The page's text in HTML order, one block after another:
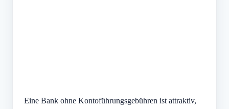
Eine Bank ohne Kontoführungsgebühren ist attraktiv,